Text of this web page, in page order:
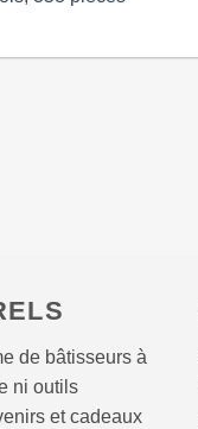
de bâtisseurs à
ni outils
et cadeaux